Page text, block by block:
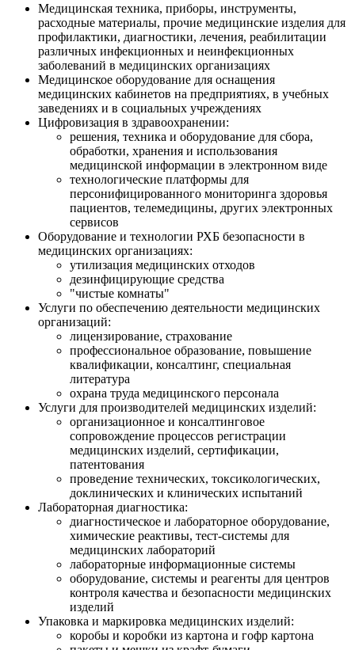
Медицинская техника, приборы, инструменты,
расходные материалы, прочие медицинские изделия для
профилактики, диагностики, лечения, реабилитации
различных инфекционных и неинфекционных
заболеваний в медицинских организациях
Медицинское оборудование для оснащения
медицинских кабинетов на предприятиях, в учебных
заведениях и в социальных учреждениях
Цифровизация в здравоохранении:
решения, техника и оборудование для сбора,
обработки, хранения и использования
медицинской информации в электронном виде
технологические платформы для
персонифицированного мониторинга здоровья
пациентов, телемедицины, других электронных
сервисов
Оборудование и технологии РХБ безопасности в
медицинских организациях:
утилизация медицинских отходов
дезинфицирующие средства
"чистые комнаты"
Услуги по обеспечению деятельности медицинских
организаций:
лицензирование, страхование
профессиональное образование, повышение
квалификации, консалтинг, специальная
литература
охрана труда медицинского персонала
Услуги для производителей медицинских изделий:
организационное и консалтинговое
сопровождение процессов регистрации
медицинских изделий, сертификации,
патентования
проведение технических, токсикологических,
доклинических и клинических испытаний
Лабораторная диагностика:
диагностическое и лабораторное оборудование,
химические реактивы, тест-системы для
медицинских лабораторий
лабораторные информационные системы
оборудование, системы и реагенты для центров
контроля качества и безопасности медицинских
изделий
Упаковка и маркировка медицинских изделий:
коробы и коробки из картона и гофр картона